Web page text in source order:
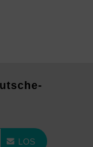
LOS